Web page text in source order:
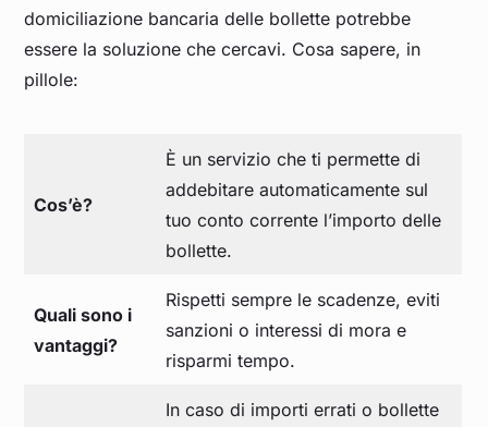
domiciliazione bancaria delle bollette potrebbe
essere la soluzione che cercavi. Cosa sapere, in
pillole:
Cos’è?
È un servizio che ti permette di
addebitare automaticamente sul
tuo conto corrente l’importo delle
bollette.
Quali sono i
vantaggi?
Rispetti sempre le scadenze, eviti
sanzioni o interessi di mora e
risparmi tempo.
In caso di importi errati o bollette